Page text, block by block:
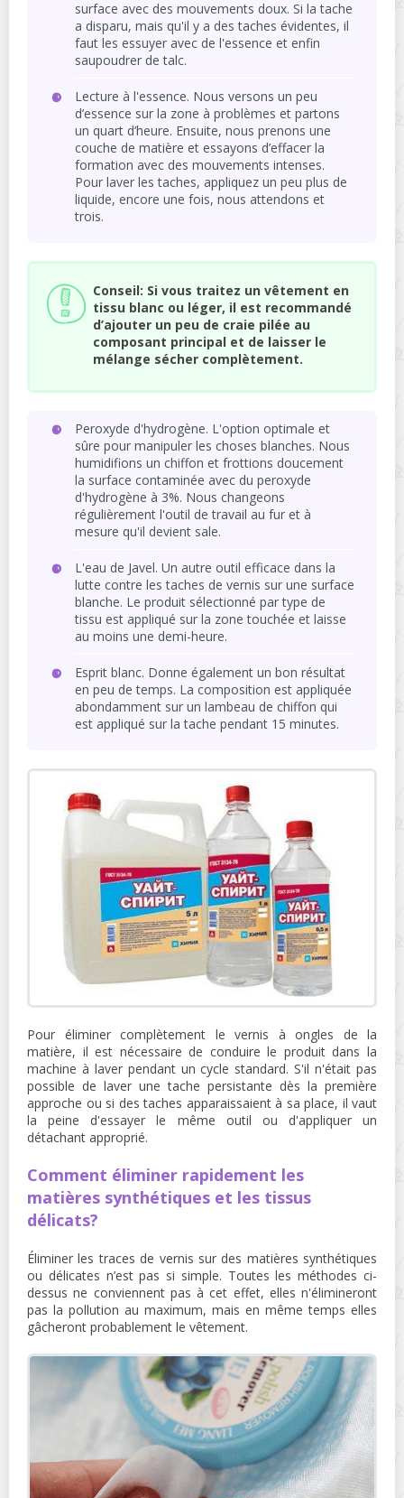
surface avec des mouvements doux. Si la tache
a disparu, mais qu'il y a des taches évidentes, il
faut les essuyer avec de l'essence et enfin
saupoudrer de talc.
Lecture à l'essence. Nous versons un peu
d’essence sur la zone à problèmes et partons
un quart d’heure. Ensuite, nous prenons une
couche de matière et essayons d’effacer la
formation avec des mouvements intenses.
Pour laver les taches, appliquez un peu plus de
liquide, encore une fois, nous attendons et
trois.
Conseil: Si vous traitez un vêtement en
tissu blanc ou léger, il est recommandé
d’ajouter un peu de craie pilée au
composant principal et de laisser le
mélange sécher complètement.
Peroxyde d'hydrogène. L'option optimale et
sûre pour manipuler les choses blanches. Nous
humidifions un chiffon et frottions doucement
la surface contaminée avec du peroxyde
d'hydrogène à 3%. Nous changeons
régulièrement l'outil de travail au fur et à
mesure qu'il devient sale.
L'eau de Javel. Un autre outil efficace dans la
lutte contre les taches de vernis sur une surface
blanche. Le produit sélectionné par type de
tissu est appliqué sur la zone touchée et laisse
au moins une demi-heure.
Esprit blanc. Donne également un bon résultat
en peu de temps. La composition est appliquée
abondamment sur un lambeau de chiffon qui
est appliqué sur la tache pendant 15 minutes.
Pour éliminer complètement le vernis à ongles de la
matière, il est nécessaire de conduire le produit dans la
machine à laver pendant un cycle standard. S'il n'était pas
possible de laver une tache persistante dès la première
approche ou si des taches apparaissaient à sa place, il vaut
la peine d'essayer le même outil ou d'appliquer un
détachant approprié.
Comment éliminer rapidement les
matières synthétiques et les tissus
délicats?
Éliminer les traces de vernis sur des matières synthétiques
ou délicates n’est pas si simple. Toutes les méthodes ci-
dessus ne conviennent pas à cet effet, elles n'élimineront
pas la pollution au maximum, mais en même temps elles
gâcheront probablement le vêtement.